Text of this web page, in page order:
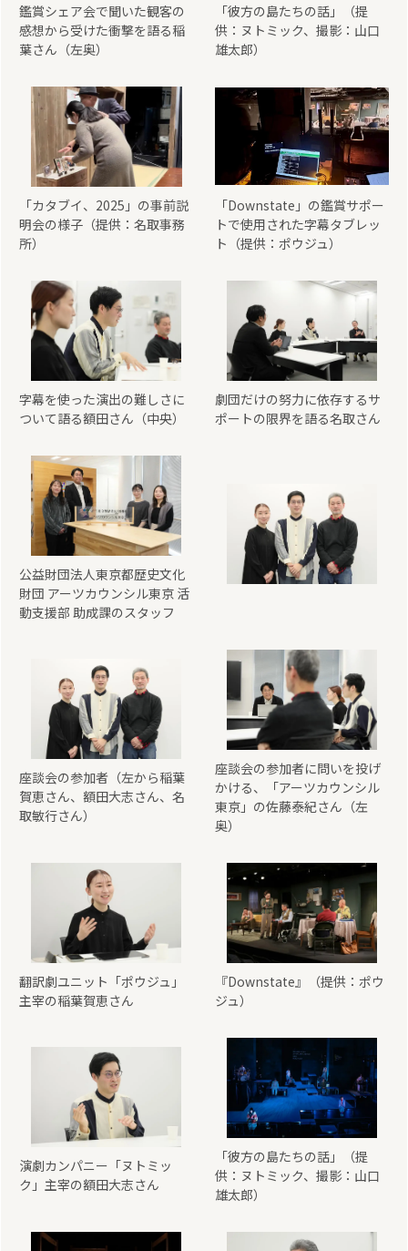
鑑賞シェア会で聞いた観客の
感想から受けた衝撃を語る稲
葉さん（左奥）
「彼方の島たちの話」（提
供：ヌトミック、撮影：山口
雄太郎）
「カタブイ、2025」の事前説
明会の様子（提供：名取事務
所）
「Downstate」の鑑賞サポー
トで使用された字幕タブレッ
ト（提供：ポウジュ）
字幕を使った演出の難しさに
ついて語る額田さん（中央）
劇団だけの努力に依存するサ
ポートの限界を語る名取さん
公益財団法人東京都歴史文化
財団 アーツカウンシル東京 活
動支援部 助成課のスタッフ
座談会の参加者（左から稲葉
賀恵さん、額田大志さん、名
取敏行さん）
座談会の参加者に問いを投げ
かける、「アーツカウンシル
東京」の佐藤泰紀さん（左
奥）
翻訳劇ユニット「ポウジュ」
主宰の稲葉賀恵さん
『Downstate』（提供：ポウ
ジュ）
演劇カンパニー「ヌトミッ
ク」主宰の額田大志さん
「彼方の島たちの話」（提
供：ヌトミック、撮影：山口
雄太郎）